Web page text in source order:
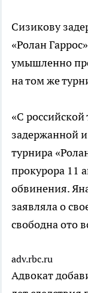
Сизикову
«Ролан
умышленно
на том же
«С
задержанной
турнира
прокурора 11
обвинения.
заявляла о
свободна ото
adv.rbc.ru
Адвокат